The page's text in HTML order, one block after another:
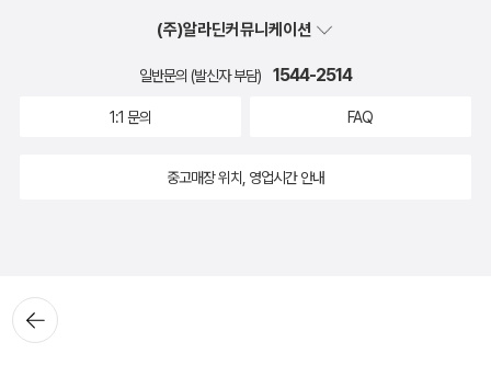
뒤로가
기
(주)알라딘커뮤니케이션
일반문의 (발신자 부담) 1544-2514
1:1 문의 FAQ
중고매장 위치, 영업시간 안내